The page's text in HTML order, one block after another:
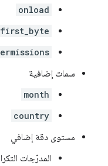
onload
سمات إضافية
month
country
مستوى دقة إضافي
المدرّجات